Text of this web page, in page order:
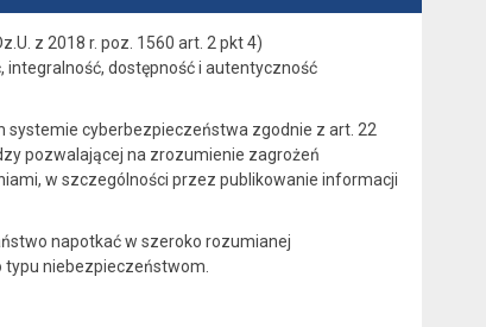
z 2018 r. poz. 1560 art. 2 pkt 4)
dostępność i autentyczność
systemie cyberbezpieczeństwa zgodnie z art. 22
pozwalającej na zrozumienie zagrożeń
w szczególności przez publikowanie informacji
napotkać w szeroko rozumianej
niebezpieczeństwom.